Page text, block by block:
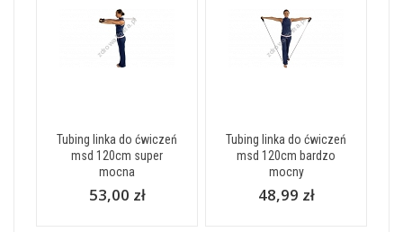
Tubing linka do ćwiczeń
msd 120cm super
mocna
53,00 zł
Tubing linka do ćwiczeń
msd 120cm bardzo
mocny
48,99 zł